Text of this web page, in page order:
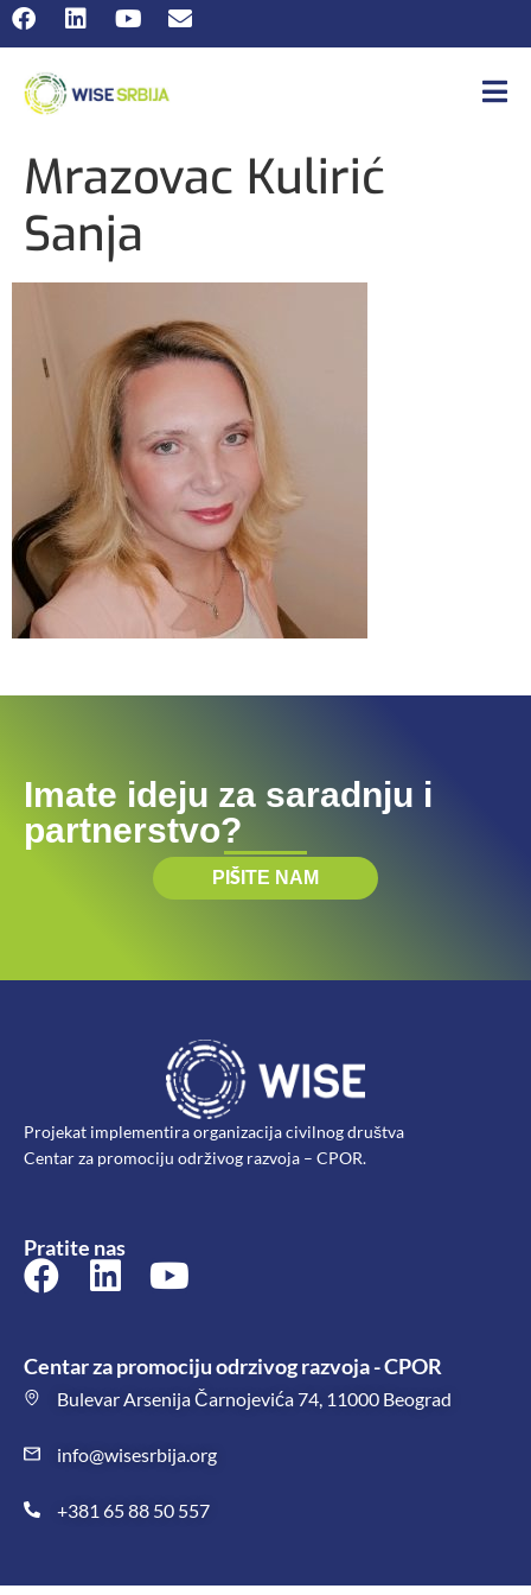
Mrazovac Kulirić
Sanja
Imate ideju za saradnju i
partnerstvo?
PIŠITE NAM
Projekat implementira organizacija civilnog društva
Centar za promociju održivog razvoja – CPOR.
Pratite nas
Centar za promociju odrzivog razvoja - CPOR
Bulevar Arsenija Čarnojevića 74, 11000 Beograd
info@wisesrbija.org
+381 65 88 50 557